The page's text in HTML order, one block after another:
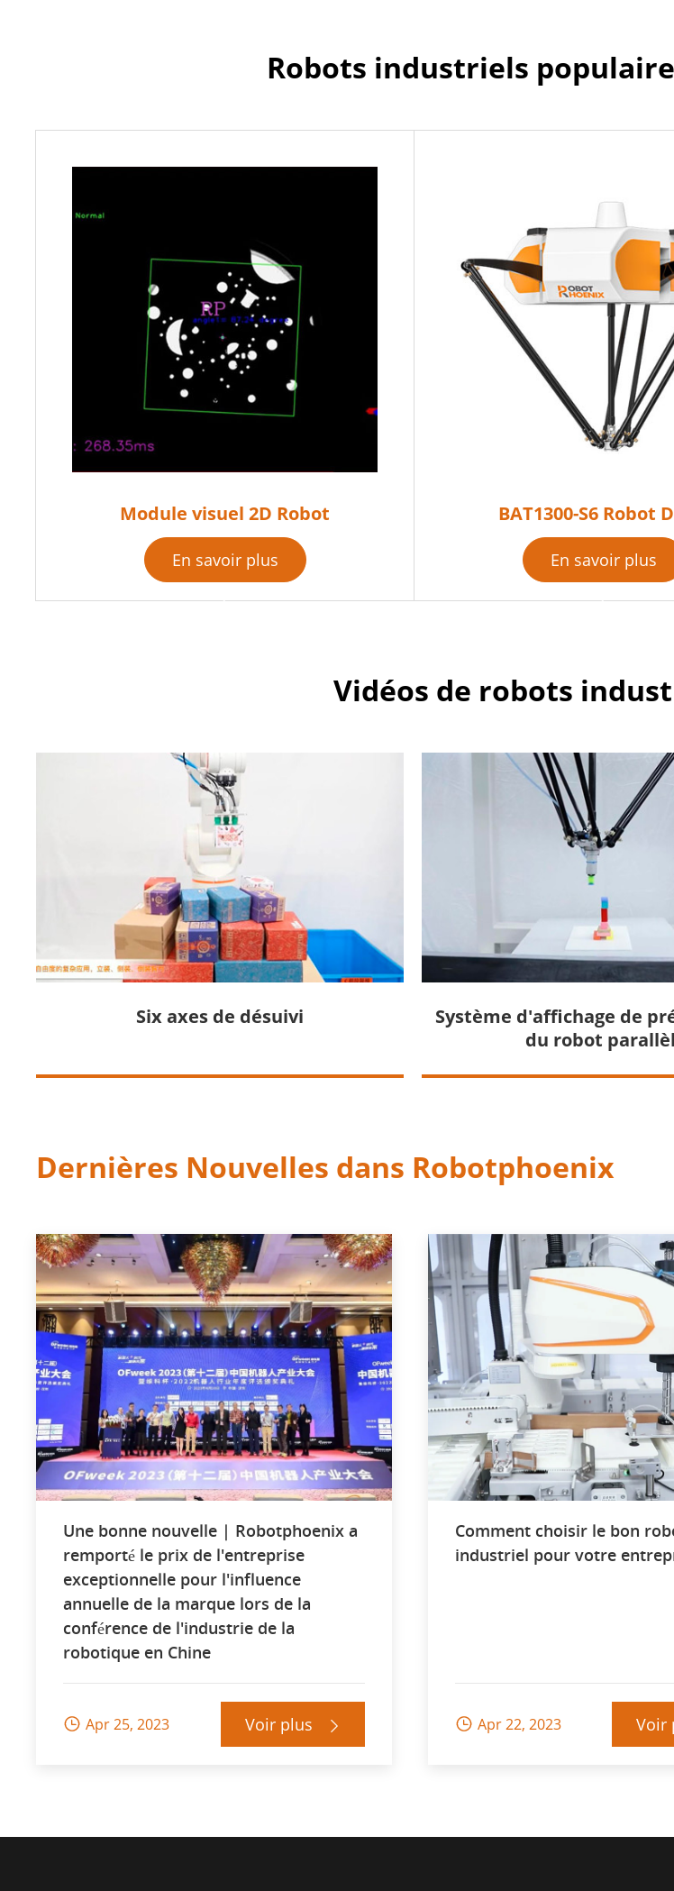
Robots industriels
Module visuel 2D Robot
En savoir plus

BAT1300-S6 Robot
En savoir plus

Vidéos de robots
Six axes de désuivi
Système d'affichage de
du robot
Dernières Nouvelles dans Robotphoenix
Une bonne nouvelle | Robotphoenix a
remporté le prix de l'entreprise
exceptionnelle pour l'influence
annuelle de la marque lors de la
conférence de l'industrie de la
robotique en Chine
 Apr 25, 2023 Voir plus 
Comment choisir le bon
industriel pour votre
 Apr 22, 2023 Voir